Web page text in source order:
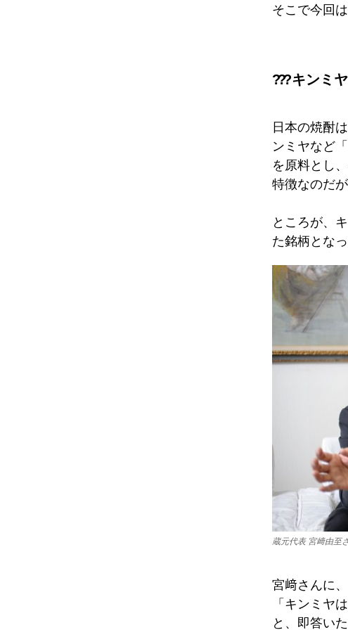
そこで今回
???キンミ
日本の焼酎
ンミヤなど
を原料とし
特徴なのだ
ところが、
た銘柄とな
蔵元代表 宮﨑由至
宮﨑さんに
「キンミヤ
と、即答いた